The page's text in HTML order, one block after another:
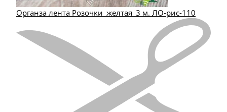
Органза лента Розочки_желтая_3 м. ЛО-рис-110